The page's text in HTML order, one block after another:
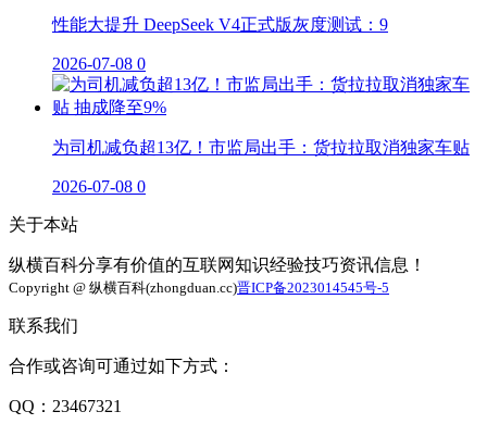
性能大提升 DeepSeek V4正式版灰度测试：9
2026-07-08 0
为司机减负超13亿！市监局出手：货拉拉取消独家车贴
2026-07-08 0
关于本站
纵横百科分享有价值的互联网知识经验技巧资讯信息！
Copyright @ 纵横百科(zhongduan.cc)晋ICP备2023014545号-5
联系我们
合作或咨询可通过如下方式：
QQ：23467321